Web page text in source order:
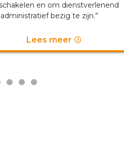
en om dienstverlenend
bezig te zijn.”
Lees meer